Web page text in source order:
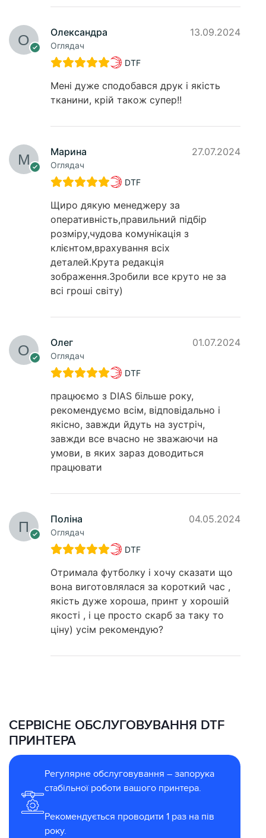
Олександра
Оглядач
13.09.2024
DTF
Мені дуже сподобався друк і якість
тканини, крій також супер!!
Марина
Оглядач
27.07.2024
DTF
Щиро дякую менеджеру за
оперативність,правильний підбір
розміру,чудова комунікація з
клієнтом,врахування всіх
деталей.Крута редакція
зображення.Зробили все круто не за
всі гроші світу)
Олег
Оглядач
01.07.2024
DTF
працюємо з DIAS більше року,
рекомендуємо всім, відповідально і
якісно, завжди йдуть на зустріч,
завжди все вчасно не зважаючи на
умови, в яких зараз доводиться
працювати
Поліна
Оглядач
04.05.2024
DTF
Отримала футболку і хочу сказати що
вона виготовлялася за короткий час ,
якість дуже хороша, принт у хорошій
якості , і це просто скарб за таку то
ціну) усім рекомендую?
СЕРВІСНЕ ОБСЛУГОВУВАННЯ DTF
ПРИНТЕРА
Регулярне обслуговування – запорука
стабільної роботи вашого принтера.
Рекомендується проводити 1 раз на пів
року.